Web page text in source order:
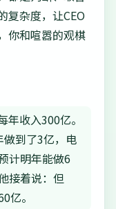
复杂度，让CEO
你和喧嚣的观棋
年收入300亿。
到了3亿，电
计明年能做6
接着说：但
亿。